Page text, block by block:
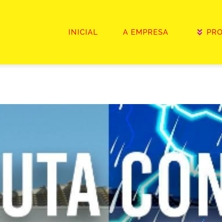
INICIAL A EMPRESA